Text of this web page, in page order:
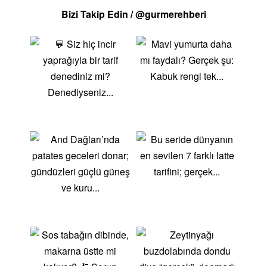
buluşmalarının vazgeçilmezidir. RöstiRendelenmiş
kahvaltıda tüketilir ancak ana yemeklerin yanında da
servis edilir. Hem basit hem de lezzetli bir İsviçre
klasiğidir. RacletteErimiş raclette peyniri, haşlanmış
patates, kornişon turşusu ve soğan ile servis edilir.
kış aylarında tercih edilir. Zürih Usulü Dil (Zürcher
Geschnetzeltes)Kremalı mantar sosunda pişirilmiş
ince dilimlenmiş dana eti, genellikle rösti ile birlikte
servis edilir. Zürih mutfağının en bilinen ana
yemeklerinden biridir. Tobleroneİsviçre’nin dünyaca
ile yapılan, üçgen şeklindeki çikolatasıyla bilinir. Hem
çocukların hem de yetişkinlerin favori tatlılarından
biridir. İsviçre Mutfağının Sağlık Faydalarıİsviçre
Bizi Takip Edin / @gurmerehberi